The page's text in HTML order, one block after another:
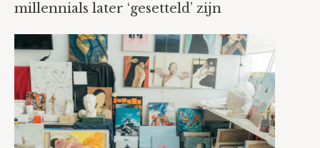
millennials later ‘gesetteld’ zijn